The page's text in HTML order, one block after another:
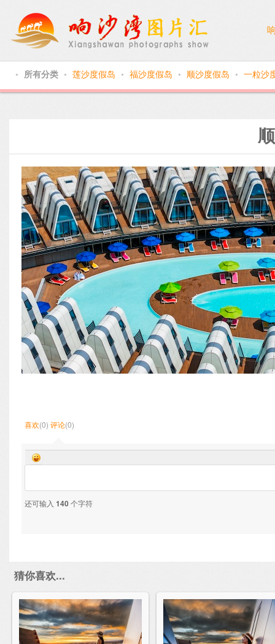
● 所有分类 ● 莲沙度假岛 ● 福沙度假岛 ● 顺沙度假岛 ● 一粒沙
喜欢(0) 评论(0)
还可输入 140个字符
猜你喜欢...